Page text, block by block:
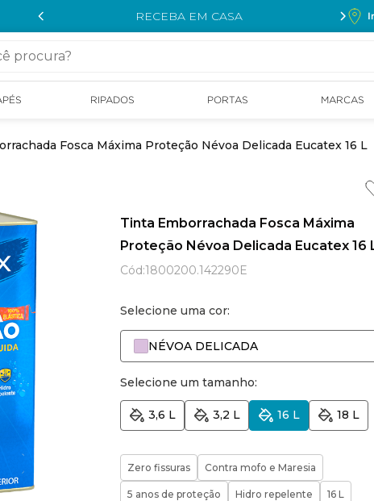
RECEBA EM CASA
RIPADOS PORTAS MARCAS
Fosca Máxima Proteção Névoa Delicada Eucatex 16 L
Tinta Emborrachada Fosca Máxima
Proteção Névoa Delicada Eucatex 16
Cód:1800200.142290E
Selecione uma cor:
NÉVOA DELICADA
Selecione um tamanho:
3,6 L 3,2 L 16 L 18 L
Zero fissuras Contra mofo e Maresia
5 anos de proteção Hidro repelente 16 L